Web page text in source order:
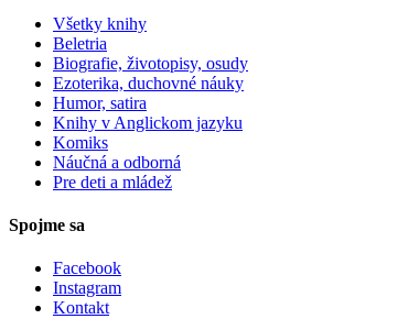
Všetky knihy
Beletria
Biografie, životopisy, osudy
Ezoterika, duchovné náuky
Humor, satira
Knihy v Anglickom jazyku
Komiks
Náučná a odborná
Pre deti a mládež
Spojme sa
Facebook
Instagram
Kontakt